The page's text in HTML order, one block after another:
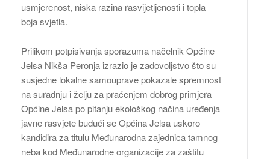
usmjerenost, niska razina rasvijetljenosti i topla
boja svjetla.
Prilikom potpisivanja sporazuma načelnik Općine
Jelsa Nikša Peronja izrazio je zadovoljstvo što su
susjedne lokalne samouprave pokazale spremnost
na suradnju i želju za praćenjem dobrog primjera
Općine Jelsa po pitanju ekološkog načina uređenja
javne rasvjete budući se Općina Jelsa uskoro
kandidira za titulu Međunarodna zajednica tamnog
neba kod Međunarodne organizacije za zaštitu